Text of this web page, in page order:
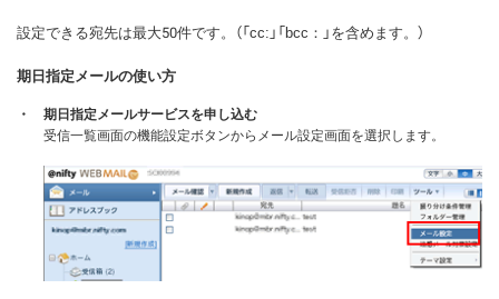
設定できる宛先は最大50件です。（「cc:」「bcc：」を含めます。）
期日指定メールの使い方
・
期日指定メールサービスを申し込む
受信一覧画面の機能設定ボタンからメール設定画面を選択します。